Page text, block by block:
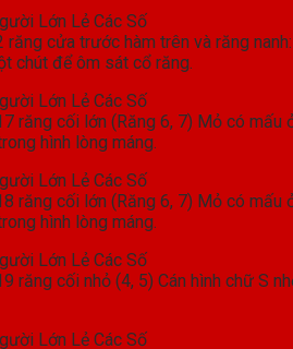
răng cửa trước hàm trên và răng
chút để ôm sát cổ răng.
răng cối lớn (Răng 6, 7) Mỏ có mấu
hình lòng máng.
răng cối lớn (Răng 6, 7) Mỏ có mấu
hình lòng máng.
răng cối nhỏ (4, 5) Cán hình chữ S